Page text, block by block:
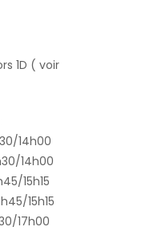
1D ( voir
14h00
14h00
15h15
15h15
17h00